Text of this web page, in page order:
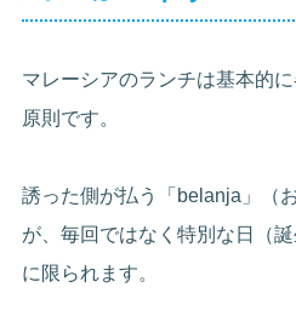
マレーシアのランチは基本的
原則です。
誘った側が払う「belanja」（
が、毎回ではなく特別な日（
に限られます。